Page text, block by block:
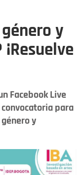
y
Facebook Live
para
y